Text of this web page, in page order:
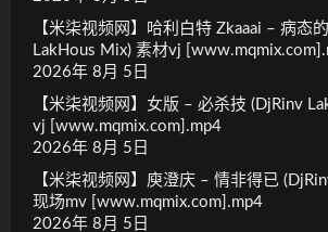
【米柒视频网】哈利白特 Zkaaai – 病态
LakHous Mix) 素材vj
2026年 8月 5日
【米柒视频网】女版 – 必杀技 (DjRinv
vj [www.mqmix.com].mp4
2026年 8月 5日
【米柒视频网】庾澄庆 – 情非得已
现场mv [www.mqmix.com].mp4
2026年 8月 5日